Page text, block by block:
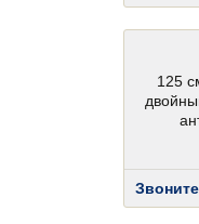
125
Звоните